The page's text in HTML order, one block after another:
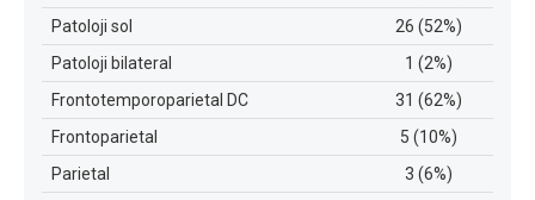
Patoloji sol
26 (52%)
Patoloji bilateral
1 (2%)
Frontotemporoparietal DC
31 (62%)
Frontoparietal
5 (10%)
Parietal
3 (6%)